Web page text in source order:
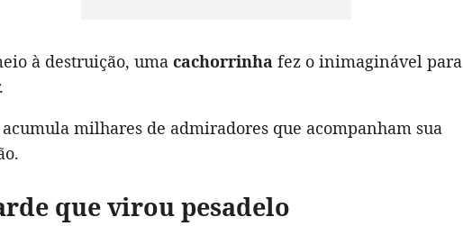
à destruição, uma cachorrinha fez o inimaginável para
milhares de admiradores que acompanham sua
que virou pesadelo